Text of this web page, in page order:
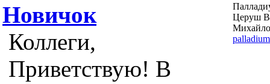
Новичок
Коллеги,
Приветствую! В
Церуш